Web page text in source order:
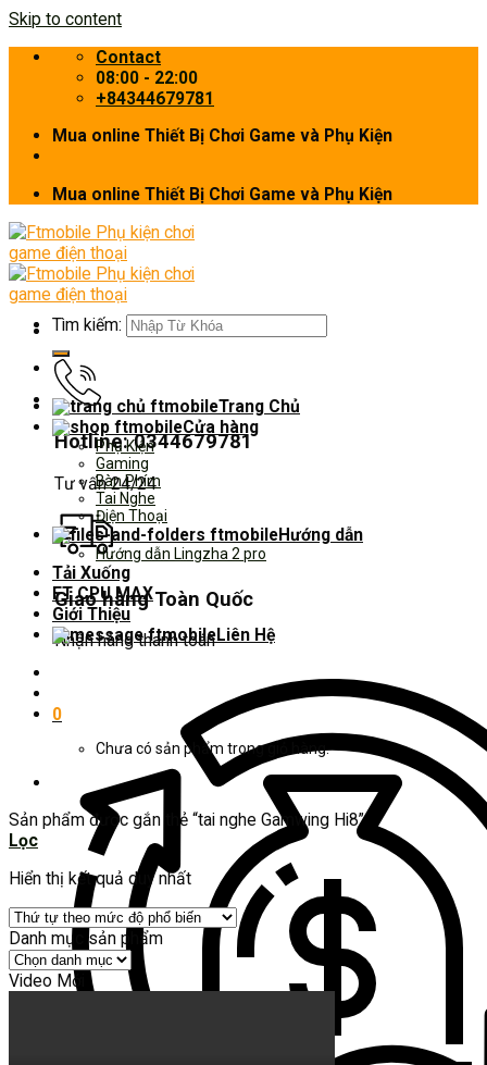
Skip to content
Contact
08:00 - 22:00
+84344679781
Mua online Thiết Bị Chơi Game và Phụ Kiện
Mua online Thiết Bị Chơi Game và Phụ Kiện
Hotline: 0344679781
Tư vấn 24/24
Giao hàng Toàn Quốc
Nhận hàng thanh toán
Tìm kiếm:
Trang Chủ
Cửa hàng
Phụ Kiện
Gaming
Bàn Phím
Tai Nghe
Điện Thoại
Hướng dẫn
Hướng dẫn Lingzha 2 pro
Tải Xuống
FT CPU MAX
Giới Thiệu
Liên Hệ
0
Chưa có sản phẩm trong giỏ hàng.
Sản phẩm được gắn thẻ “tai nghe Gamwing Hi8”
Lọc
Hiển thị kết quả duy nhất
Danh mục sản phẩm
Video Mới